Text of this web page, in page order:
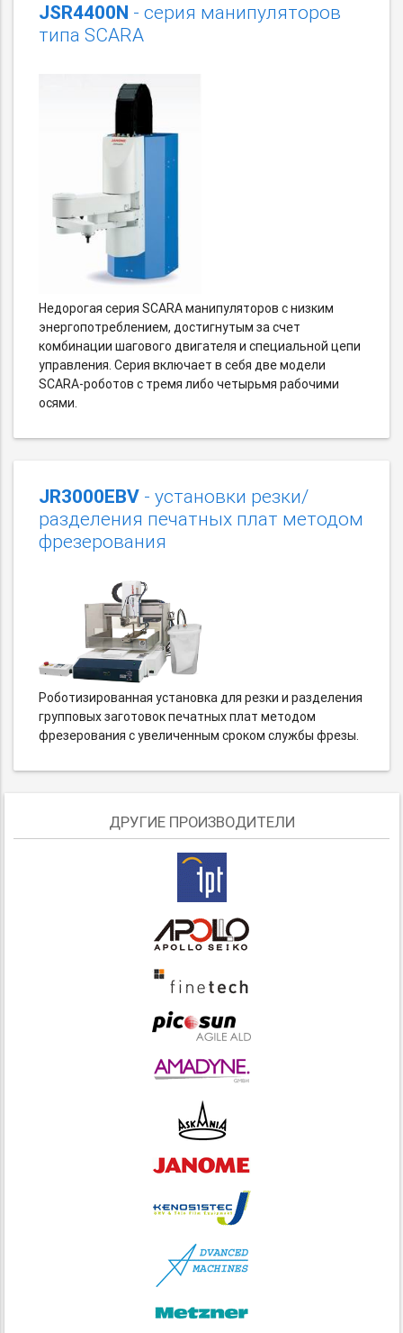
JSR4400N - серия манипуляторов
типа SCARA
Недорогая серия SCARA манипуляторов с низким
энергопотреблением, достигнутым за счет
комбинации шагового двигателя и специальной цепи
управления. Серия включает в себя две модели
SCARA-роботов с тремя либо четырьмя рабочими
осями.
JR3000EBV - установки резки/
разделения печатных плат методом
фрезерования
Роботизированная установка для резки и разделения
групповых заготовок печатных плат методом
фрезерования с увеличенным сроком службы фрезы.
ДРУГИЕ ПРОИЗВОДИТЕЛИ